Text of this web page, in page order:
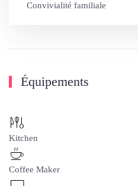
Convivialité familiale
Équipements
Kitchen
Coffee Maker